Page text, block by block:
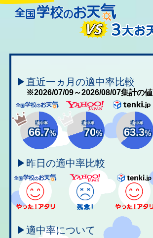
▶直近一ヵ月の適中率比較
※2026/07/09～2026/08/07集計の値
適中率
66.7%
適中率
70%
適中率
63.3%
▶昨日の適中率比較
▶適中率について